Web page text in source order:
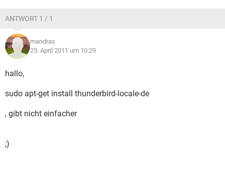
ANTWORT 1 / 1
mandrax
25. April 2011 um 10:29
hallo,
sudo apt-get install thunderbird-locale-de
, gibt nicht einfacher
;)